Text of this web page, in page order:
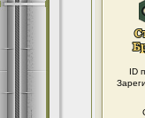
ID